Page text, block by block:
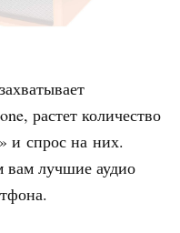
растет количество
и спрос на них.
вам лучшие аудио